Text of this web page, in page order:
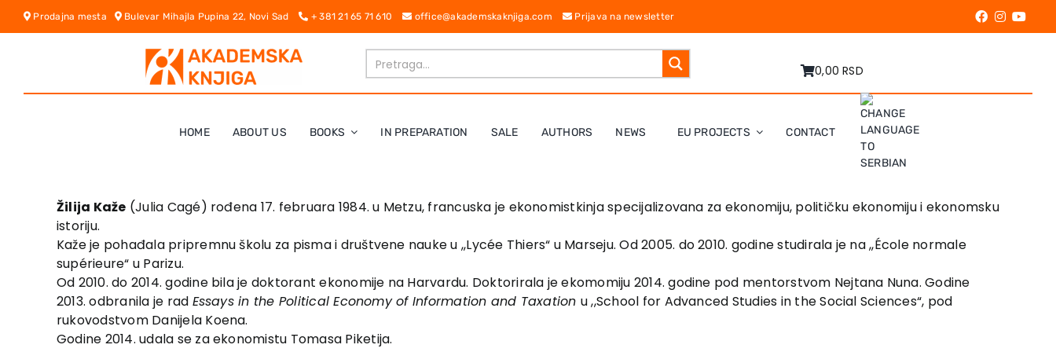
Skip
Prodajna mesta Bulevar Mihajla Pupina 22, Novi Sad + 381 21 65 71 610 office@akademskaknjiga.com Prijava na newsletter
0,00 RSD
HOME ABOUT US BOOKS IN PREPARATION SALE AUTHORS NEWS EU PROJECTS CONTACT
Žilija Kaže (Julia Cagé) rođena 17. februara 1984. u Metzu, francuska je ekonomistkinja specijalizovana za ekonomiju, političku ekonomiju i ekonomsku
istoriju.
Kaže je pohađala pripremnu školu za pisma i društvene nauke u ,,Lycée Thiers“ u Marseju. Od 2005. do 2010. godine studirala je na ,,École normale
supérieure“ u Parizu.
Od 2010. do 2014. godine bila je doktorant ekonomije na Harvardu. Doktorirala je ekomomiju 2014. godine pod mentorstvom Nejtana Nuna. Godine
2013. odbranila je rad Essays in the Political Economy of Information and Taxation u ,,School for Advanced Studies in the Social Sciences“, pod
rukovodstvom Danijela Koena.
Godine 2014. udala se za ekonomistu Tomasa Piketija.